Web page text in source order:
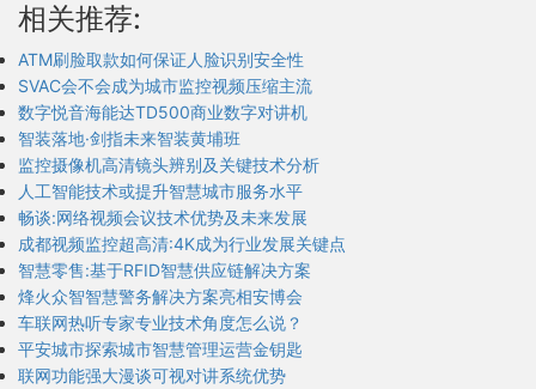
相关推荐:
ATM刷脸取款如何保证人脸识别安全性
SVAC会不会成为城市监控视频压缩主流
数字悦音海能达TD500商业数字对讲机
智装落地·剑指未来智装黄埔班
监控摄像机高清镜头辨别及关键技术分析
人工智能技术或提升智慧城市服务水平
畅谈:网络视频会议技术优势及未来发展
成都视频监控超高清:4K成为行业发展关键点
智慧零售:基于RFID智慧供应链解决方案
烽火众智智慧警务解决方案亮相安博会
车联网热听专家专业技术角度怎么说？
平安城市探索城市智慧管理运营金钥匙
联网功能强大漫谈可视对讲系统优势